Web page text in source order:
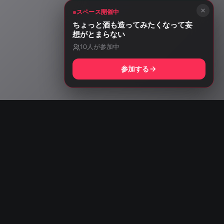
スペース開催中
ちょっと酒も造ってみたくなって妄
想がとまらない
10人が参加中
参加する